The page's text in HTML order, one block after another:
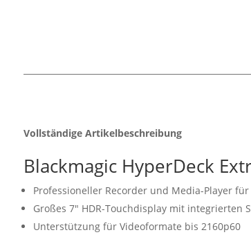
Vollständige Artikelbeschreibung
Blackmagic HyperDeck
Professioneller Recorder und Media-Player für
Großes 7" HDR-Touchdisplay mit integrierten
Unterstützung für Videoformate bis 2160p60